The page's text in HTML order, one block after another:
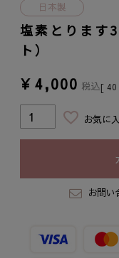
日本製
塩素とりま
ト）
¥ 4,000 税込[ 40
お気に
お問い